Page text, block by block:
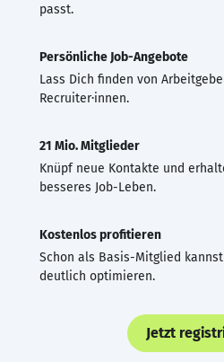
passt.
Persönliche Job-Angebote
Lass Dich finden von
Recruiter·innen.
21 Mio. Mitglieder
Knüpf neue Kontakte und
besseres Job-Leben.
Kostenlos profitieren
Schon als Basis-Mitglied kannst
deutlich optimieren.
Jetzt